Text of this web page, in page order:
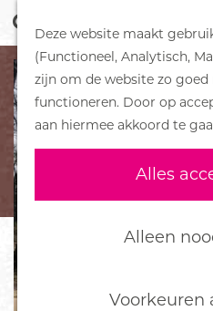
Deze website maakt
(Functioneel, Analytisch,
zijn om de website zo
functioneren. Door op
aan hiermee akkoord te
Alles
Alleen
Voorkeuren
G
a
n
a
a
r
d
h
m
e
o
e
k
e
n
M
e
n
u
DORPEN
Bennekom
De Klomp
Deelen
Ederveen
Harskamp
Hoenderloo
Wekerom